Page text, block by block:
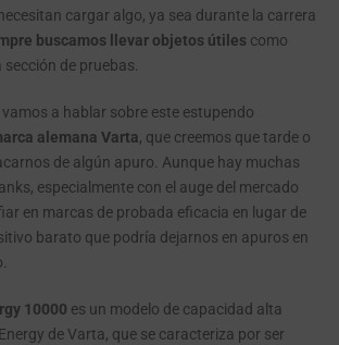
cargar algo, ya sea durante la carrera
buscamos llevar objetos útilescomo
de pruebas.
a hablar sobre este estupendo
alemana Varta, que creemos que tarde o
de algún apuro. Aunque hay muchas
especialmente con el auge del mercado
en marcas de probada eficacia en lugar de
barato que podría dejarnos en apuros en
10000 es un modelo de capacidad alta
de Varta, que se caracteriza por ser